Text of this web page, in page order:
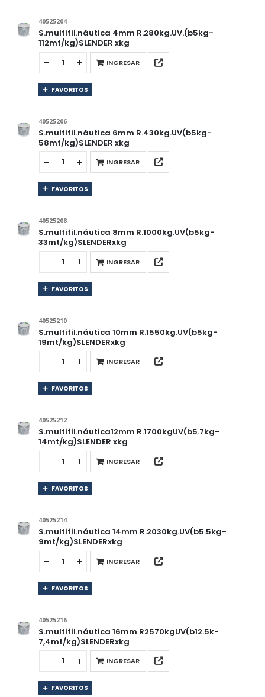
40525204
S.multifil.náutica 4mm R.280kg.UV.(b5kg-
112mt/kg)SLENDER xkg
INGRESAR
FAVORITOS
40525206
S.multifil.náutica 6mm R.430kg.UV(b5kg-
58mt/kg)SLENDER xkg
INGRESAR
FAVORITOS
40525208
S.multifil.náutica 8mm R.1000kg.UV(b5kg-
33mt/kg)SLENDERxkg
INGRESAR
FAVORITOS
40525210
S.multifil.náutica 10mm R.1550kg.UV(b5kg-
19mt/kg)SLENDERxkg
INGRESAR
FAVORITOS
40525212
S.multifil.náutica12mm R.1700kgUV(b5.7kg-
14mt/kg)SLENDER xkg
INGRESAR
FAVORITOS
40525214
S.multifil.náutica 14mm R.2030kg.UV(b5.5kg-
9mt/kg)SLENDERxkg
INGRESAR
FAVORITOS
40525216
S.multifil.náutica 16mm R2570kgUV(b12.5k-
7,4mt/kg)SLENDERxkg
INGRESAR
FAVORITOS